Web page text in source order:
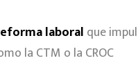
laboral que
la CTM o la CROC